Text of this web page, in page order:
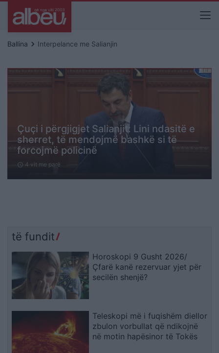
Ballina keyboard_arrow_right Interpelance me Salianjin
Çuçi i përgjigjet Salianjit: Lini ndasitë e
sherret, të mendojmë bashkë si të
forcojmë policinë
schedule 4 vit me parë
të fundit
Horoskopi 9 Gusht 2026/
Çfarë kanë rezervuar yjet për
secilën shenjë?
Teleskopi më i fuqishëm diellor
zbulon vorbullat që ndikojnë
në motin hapësinor të Tokës